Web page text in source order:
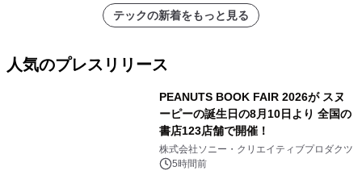
テックの新着をもっと見る
人気のプレスリリース
PEANUTS BOOK FAIR 2026が スヌ
ーピーの誕生日の8月10日より 全国の
書店123店舗で開催！
株式会社ソニー・クリエイティブプロダクツ
5時間前